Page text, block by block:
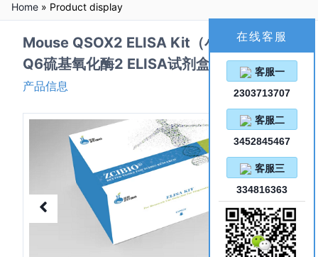
Home » Product display
Mouse QSOX2 ELISA Kit（小鼠静止素
Q6硫基氧化酶2 ELISA试剂盒）
一键复制
产品信息
在线客服
客服一
2303713707
客服二
3452845467
客服三
334816363